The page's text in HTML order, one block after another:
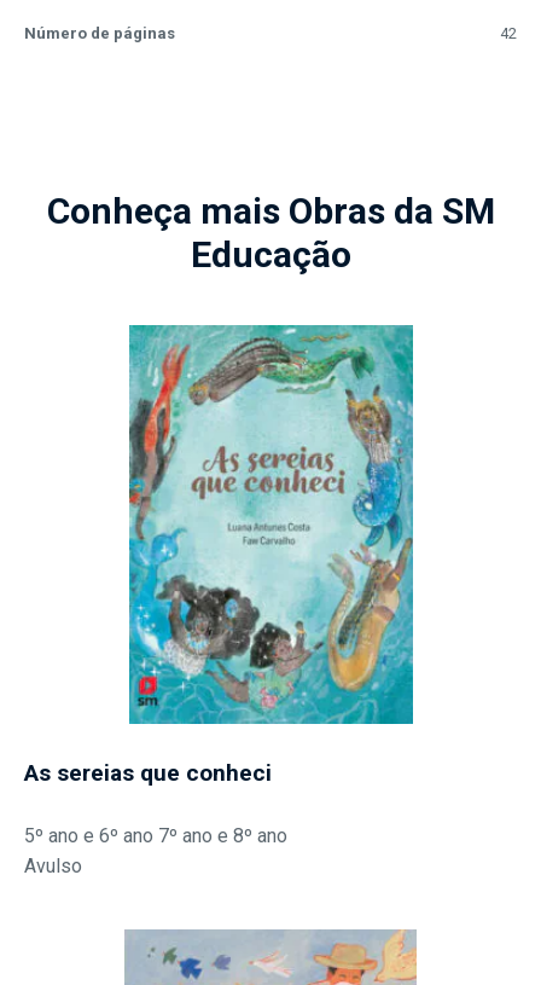
Número de páginas 42
Conheça mais Obras da SM
Educação
As sereias que conheci
5º ano e 6º ano 7º ano e 8º ano
Avulso